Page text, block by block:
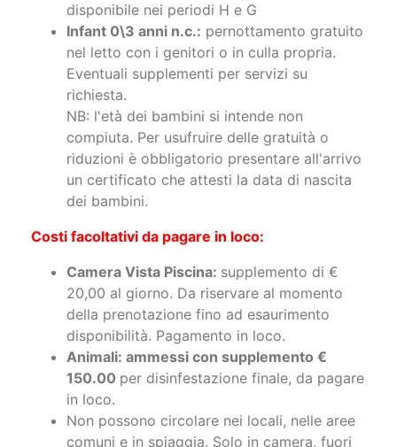
disponibile nei periodi H e G
Infant 0\3 anni n.c.: pernottamento gratuito
nel letto con i genitori o in culla propria.
Eventuali supplementi per servizi su
richiesta.
NB: l'età dei bambini si intende non
compiuta. Per usufruire delle gratuità o
riduzioni è obbligatorio presentare all'arrivo
un certificato che attesti la data di nascita
dei bambini.
Costi facoltativi da pagare in loco:
Camera Vista Piscina: supplemento di €
20,00 al giorno. Da riservare al momento
della prenotazione fino ad esaurimento
disponibilità. Pagamento in loco.
Animali: ammessi con supplemento €
150.00 per disinfestazione finale, da pagare
in loco.
Non possono circolare nei locali, nelle aree
comuni e in spiaggia. Solo in camera, fuori